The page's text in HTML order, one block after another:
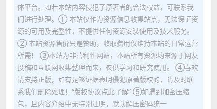
体平台。如若本站内容侵犯了原著者的合法权益，可联系我
们进行处理。① 本站仅作为资源信息收集站点，无法保证资
源的可用及完整性，不提供任何资源安装使用及技术服务。
② 本站资源售价只是赞助，收取费用仅维持本站的日常运营
所需！ ③本站为非营利性网站，本站所有资源均来源于网友
投稿和互联网收集整理而来，仅供学习和研究使用。 ④喜欢
请支持正版，如有足够证据表明侵犯原著版权的，请及时联
系我们删除处理！“版权协议点此了解” ⑤如遇到加密压缩
包，且内容介绍中无特别注明，默认解压密码统一